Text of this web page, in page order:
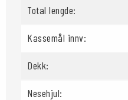
Total lengde:
Kassemål innv:
Dekk:
Nesehjul: